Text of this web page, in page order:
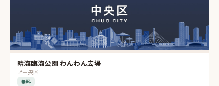
晴海臨海公園 わんわん広場
📍中央区
無料